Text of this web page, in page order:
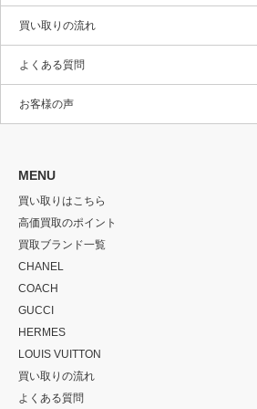
買い取りの流れ
よくある質問
お客様の声
MENU
買い取りはこちら
高価買取のポイント
買取ブランド一覧
CHANEL
COACH
GUCCI
HERMES
LOUIS VUITTON
買い取りの流れ
よくある質問